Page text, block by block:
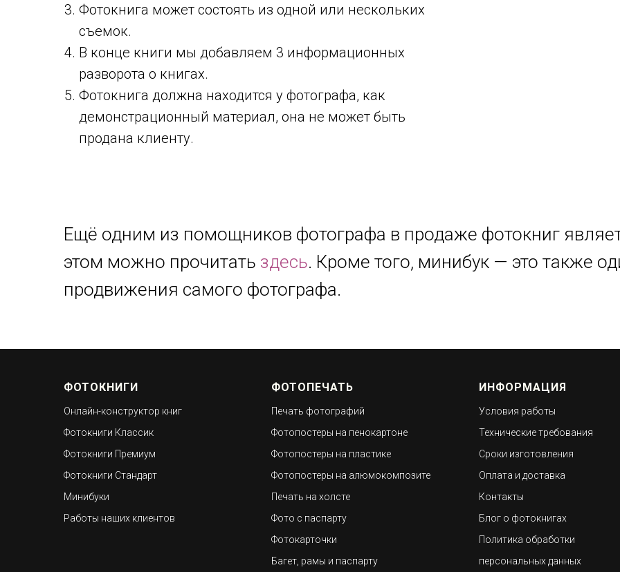
Фотокнига может состоять из одной или нескольких
съемок.
В конце книги мы добавляем 3 информационных
разворота о книгах.
Фотокнига должна находится у фотографа, как
демонстрационный материал, она не может быть
продана клиенту.
Ещё одним из помощников фотографа в продаже фотокниг
этом можно прочитать здесь. Кроме того, минибук — это также
продвижения самого фотографа.
ФОТОКНИГИ
Онлайн-конструктор книг
Фотокниги Классик
Фотокниги Премиум
Фотокниги Стандарт
Минибуки
Работы наших клиентов
ФОТОПЕЧАТЬ
Печать фотографий
Фотопостеры на пенокартоне
Фотопостеры на пластике
Фотопостеры на алюмокомпозите
Печать на холсте
Фото с паспарту
Фотокарточки
Багет, рамы и паспарту
ИНФОРМАЦИЯ
Условия работы
Технические требования
Сроки изготовления
Оплата и доставка
Контакты
Блог о фотокнигах
Политика обработки
персональных данных